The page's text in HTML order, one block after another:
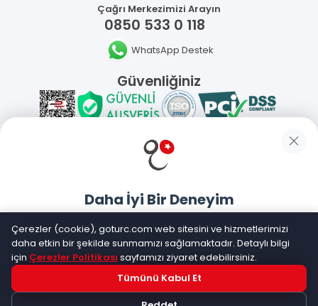
Çağrı Merkezimizi Arayın
0850 533 0 118
WhatsApp Destek
Güvenliğiniz
Sosyal Medya
Mobil Uygulamalarımız
©2026Goturc – Her Zaman Daha İyisi Vardır
Daha İyi Bir Deneyim
Goturc mobil uygulamasıyla daha hızlı ve kolay alışveriş
yapın
Hemen Dene!
Çerezler (cookie), goturc.com web sitesini ve hizmetlerimizi
daha etkin bir şekilde sunmamızı sağlamaktadır. Detaylı bilgi
için Çerezler Politikası sayfamızı ziyaret edebilirsiniz.
Tümünü Kabul Et